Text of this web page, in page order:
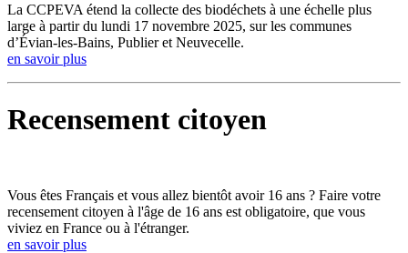
La CCPEVA étend la collecte des biodéchets à une échelle plus
large à partir du lundi 17 novembre 2025, sur les communes
d’Évian-les-Bains, Publier et Neuvecelle.
en savoir plus
Recensement citoyen
Vous êtes Français et vous allez bientôt avoir 16 ans ? Faire votre
recensement citoyen à l'âge de 16 ans est obligatoire, que vous
viviez en France ou à l'étranger.
en savoir plus